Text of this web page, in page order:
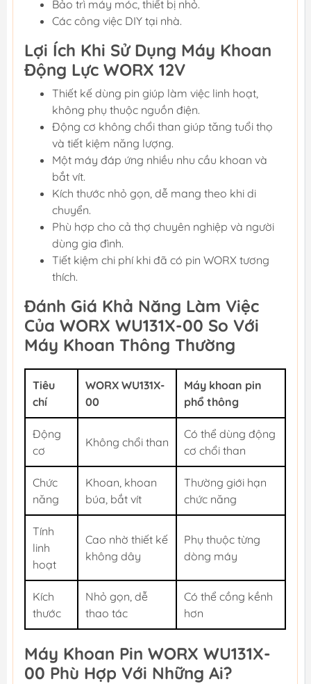
Bảo trì máy móc, thiết bị nhỏ.
Các công việc DIY tại nhà.
Lợi Ích Khi Sử Dụng Máy Khoan
Động Lực WORX 12V
Thiết kế dùng pin giúp làm việc linh hoạt,
không phụ thuộc nguồn điện.
Động cơ không chổi than giúp tăng tuổi thọ
và tiết kiệm năng lượng.
Một máy đáp ứng nhiều nhu cầu khoan và
bắt vít.
Kích thước nhỏ gọn, dễ mang theo khi di
chuyển.
Phù hợp cho cả thợ chuyên nghiệp và người
dùng gia đình.
Tiết kiệm chi phí khi đã có pin WORX tương
thích.
Đánh Giá Khả Năng Làm Việc
Của WORX WU131X-00 So Với
Máy Khoan Thông Thường
Tiêu
chí
WORX WU131X-
00
Máy khoan pin
phổ thông
Động
cơ
Không chổi than
Có thể dùng động
cơ chổi than
Chức
năng
Khoan, khoan
búa, bắt vít
Thường giới hạn
chức năng
Tính
linh
hoạt
Cao nhờ thiết kế
không dây
Phụ thuộc từng
dòng máy
Kích
thước
Nhỏ gọn, dễ
thao tác
Có thể cồng kềnh
hơn
Máy Khoan Pin WORX WU131X-
00 Phù Hợp Với Những Ai?